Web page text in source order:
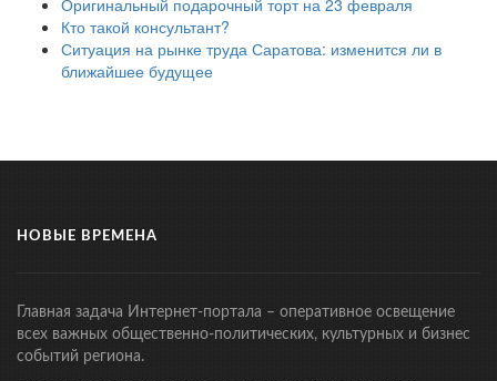
Оригинальный подарочный торт на 23 февраля
Кто такой консультант?
Ситуация на рынке труда Саратова: изменится ли в
ближайшее будущее
НОВЫЕ ВРЕМЕНА
Главная задача Интернет-портала – оперативное освещение
всех важных общественно-политических, культурных и бизнес
событий региона.